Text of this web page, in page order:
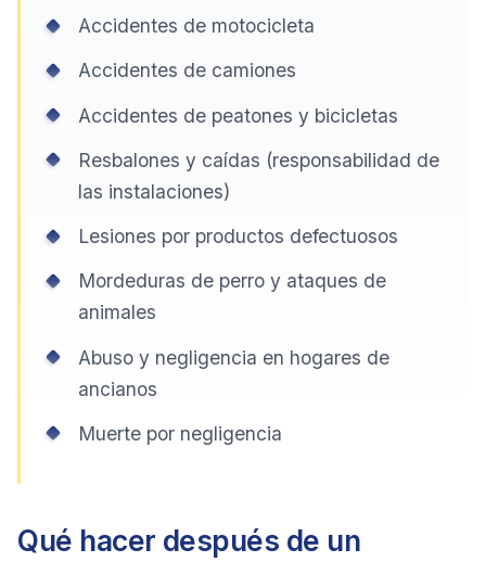
Accidentes de motocicleta
Accidentes de camiones
Accidentes de peatones y bicicletas
Resbalones y caídas (responsabilidad de
las instalaciones)
Lesiones por productos defectuosos
Mordeduras de perro y ataques de
animales
Abuso y negligencia en hogares de
ancianos
Muerte por negligencia
Qué hacer después de un